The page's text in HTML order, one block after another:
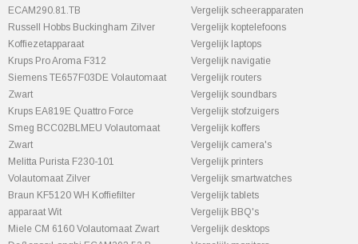
ECAM290.81.TB
Russell Hobbs Buckingham Zilver
Koffiezetapparaat
Krups Pro Aroma F312
Siemens TE657F03DE Volautomaat
Zwart
Krups EA819E Quattro Force
Smeg BCC02BLMEU Volautomaat
Zwart
Melitta Purista F230-101
Volautomaat Zilver
Braun KF5120 WH Koffiefilter
apparaat Wit
Miele CM 6160 Volautomaat Zwart
Vergelijk scheerapparaten
Vergelijk koptelefoons
Vergelijk laptops
Vergelijk navigatie
Vergelijk routers
Vergelijk soundbars
Vergelijk stofzuigers
Vergelijk koffers
Vergelijk camera's
Vergelijk printers
Vergelijk smartwatches
Vergelijk tablets
Vergelijk BBQ's
Vergelijk desktops